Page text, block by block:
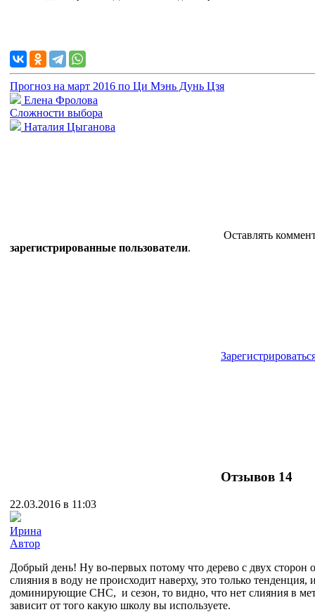
Прогноз на март 2016 по Ци Мэнь Дунь Цзя
Елена Фролова
Сложности выбора
Наталия Цыганова
Оставлять
зарегистрированные пользователи.
Отзывов 14
22.03.2016 в 11:03
Ирина
Автор
Добрый день! Ну во-первых потому что дерево с двух сторон
слияния в воду не происходит наверху, это только тенденция,
доминирующие СНС, и сезон, то видно, что нет слияния в
зависит от того какую школу вы используете.